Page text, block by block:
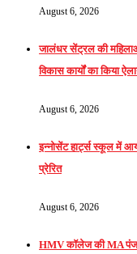
August 6, 2026
जालंधर सेंट्रल की
विकास कार्यों का किया
August 6, 2026
इन्नोसेंट हार्ट्स स्कूल में
प्रेरित
August 6, 2026
HMV कॉलेज की MA